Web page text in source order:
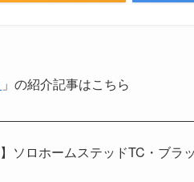
」の紹介記事はこちら
ソロホームステッドTC・ブラ